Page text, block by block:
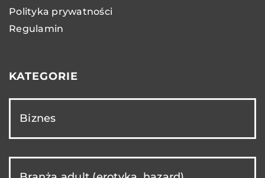
Polityka prywatności
Regulamin
KATEGORIE
Biznes